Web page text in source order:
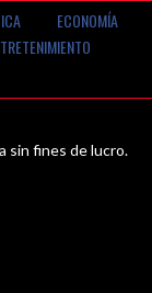
ECONOMÍA
sin fines de lucro.